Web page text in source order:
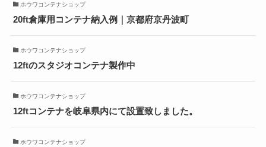
ホウワコンテナショップ
20ft倉庫用コンテナ納入例｜京都府京丹波町
ホウワコンテナショップ
12ftのスタジオコンテナ製作中
ホウワコンテナショップ
12ftコンテナを岐阜県内にて設置致しました。
ホウワコンテナショップ